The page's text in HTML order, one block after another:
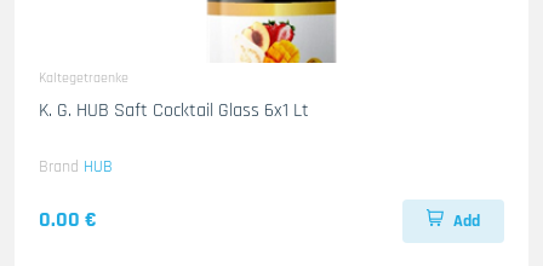
Kaltegetraenke
K. G. HUB Saft Cocktail Glass 6x1 Lt
Brand HUB
0.00 € Add